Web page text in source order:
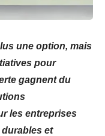
une option, mais
pour
gagnent du
les entreprises
et